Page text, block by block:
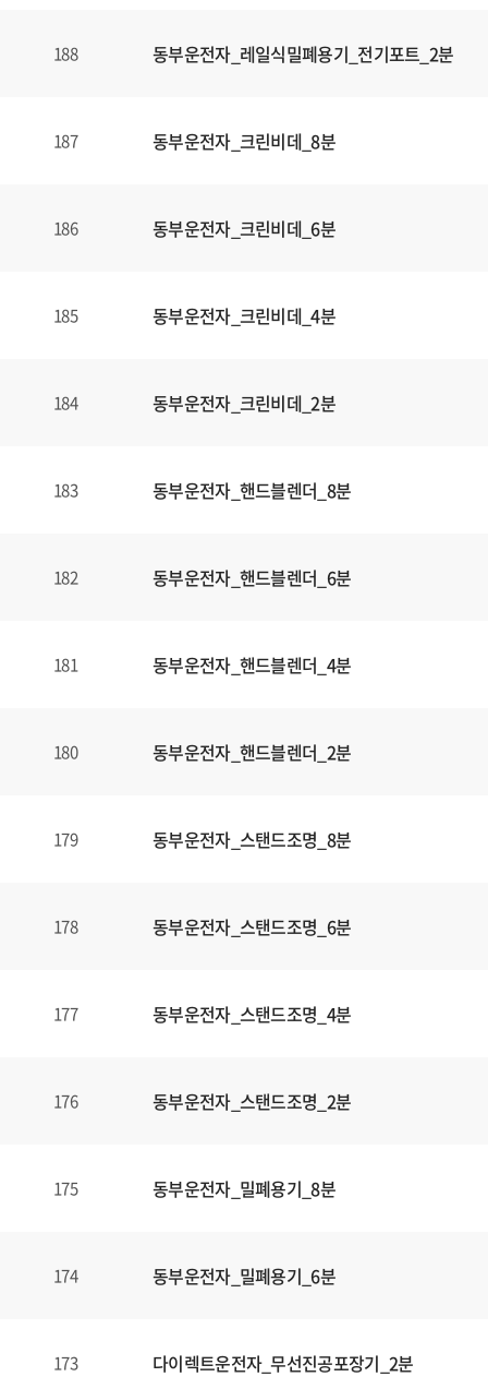
188 동부운전자_레일식밀폐용기_전기포트_2분
187 동부운전자_크린비데_8분
186 동부운전자_크린비데_6분
185 동부운전자_크린비데_4분
184 동부운전자_크린비데_2분
183 동부운전자_핸드블렌더_8분
182 동부운전자_핸드블렌더_6분
181 동부운전자_핸드블렌더_4분
180 동부운전자_핸드블렌더_2분
179 동부운전자_스탠드조명_8분
178 동부운전자_스탠드조명_6분
177 동부운전자_스탠드조명_4분
176 동부운전자_스탠드조명_2분
175 동부운전자_밀폐용기_8분
174 동부운전자_밀폐용기_6분
173 다이렉트운전자_무선진공포장기_2분